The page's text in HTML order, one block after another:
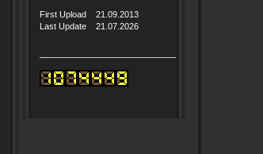
First Upload 21.09.2013
Last Update 21.07.2026